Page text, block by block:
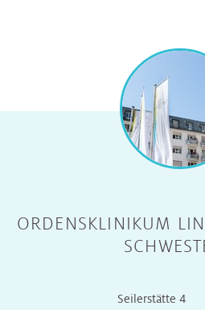
ORDENSKLINIKUM
Seilerstätte 4